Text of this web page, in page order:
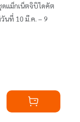
ดแม็กเน็ตจิบิไดคัต
นที่ 10 มี.ค. – 9